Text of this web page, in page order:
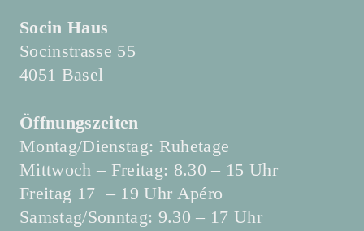
Socin Haus
Socinstrasse 55
4051 Basel
Öffnungszeiten
Montag/Dienstag: Ruhetage
Mittwoch – Freitag: 8.30 – 15 Uhr
Freitag 17 – 19 Uhr Apéro
Samstag/Sonntag: 9.30 – 17 Uhr